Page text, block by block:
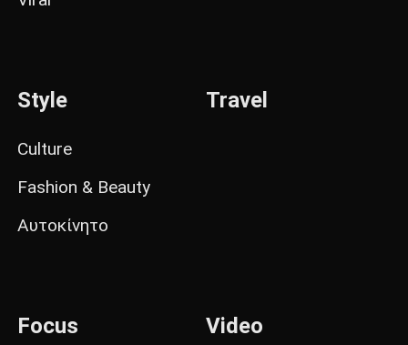
Style
Culture
Fashion & Beauty
Αυτοκίνητο
Travel
Focus Video